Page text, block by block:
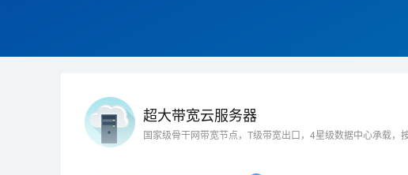
超大带宽云服务器
国家级骨干网带宽节点，T级带宽出口，4星级数据中心承载，